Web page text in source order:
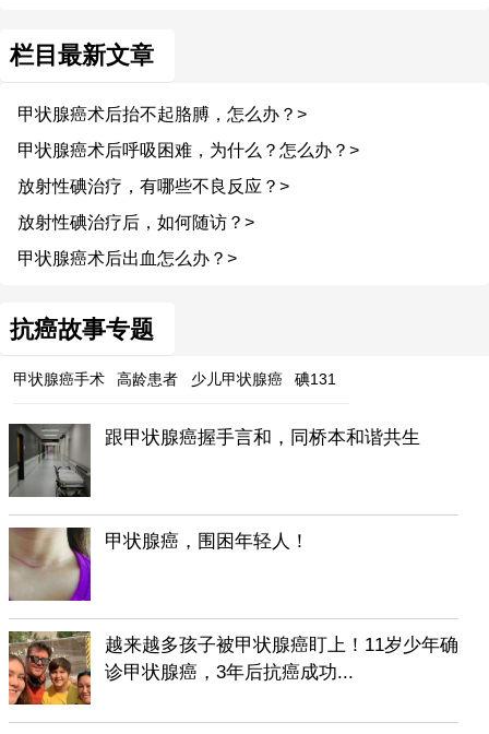
栏目最新文章
甲状腺癌术后抬不起胳膊，怎么办？>
甲状腺癌术后呼吸困难，为什么？怎么办？>
放射性碘治疗，有哪些不良反应？>
放射性碘治疗后，如何随访？>
甲状腺癌术后出血怎么办？>
抗癌故事专题
甲状腺癌手术 高龄患者 少儿甲状腺癌 碘131
跟甲状腺癌握手言和，同桥本和谐共生
甲状腺癌，围困年轻人！
越来越多孩子被甲状腺癌盯上！11岁少年确
诊甲状腺癌，3年后抗癌成功...